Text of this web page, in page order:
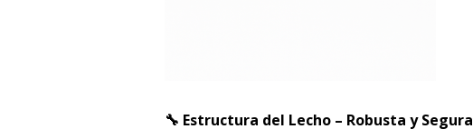
🔧 Estructura del Lecho – Robusta y Segura